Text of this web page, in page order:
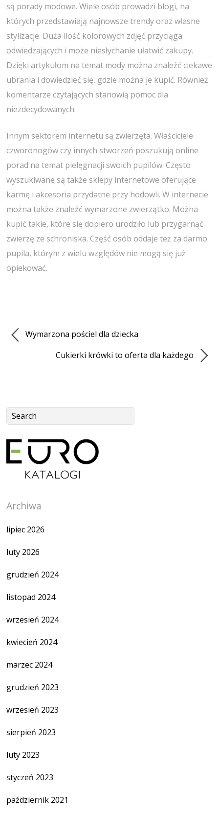
są porady modowe. Wiele osób prowadzi blogi, na
których przedstawiają najnowsze trendy oraz własne
stylizacje. Duża ilość kolorowych zdjęć przyciąga
odwiedzających i może niesłychanie ułatwić zakupy.
Dzięki artykułom na temat mody można znaleźć ciekawe
ubrania i dowiedzieć się, gdzie można je kupić. Również
komentarze czytających stanowią pomoc dla
niezdecydowanych.
Innym sektorem internetu są zwierzęta. Właściciele
czworonogów czy innych stworzeń poszukują online
porad na temat pielęgnacji swoich pupilów. Często
wyszukiwane są także sklepy internetowe oferujące
karmę i akcesoria przydatne przy hodowli. W internecie
można także znaleźć wymarzone zwierzątko. Można
kupić takie, które się dopiero urodziło lub przygarnąć
zwierzę ze schroniska. Część osób oddaje też za darmo
pupila, którym z wielu względów nie mogą się już
opiekować.
Wymarzona pościel dla dziecka
Cukierki krówki to oferta dla każdego
Archiwa
lipiec 2026
luty 2026
grudzień 2024
listopad 2024
wrzesień 2024
kwiecień 2024
marzec 2024
grudzień 2023
wrzesień 2023
sierpień 2023
luty 2023
styczeń 2023
październik 2021